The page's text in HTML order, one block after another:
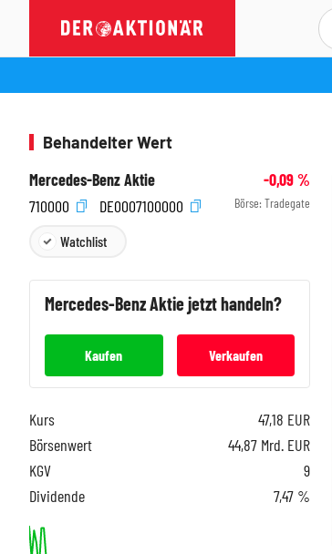
Behandelter Wert
Mercedes-Benz Aktie
-0,09%
710000
DE0007100000 Börse: Tradegate
Watchlist
Mercedes-BenzAktie jetzt handeln?
Kaufen Verkaufen
Kurs 47,18 EUR
Börsenwert
44,87 Mrd. EUR
KGV
9
Dividende
7,47 %